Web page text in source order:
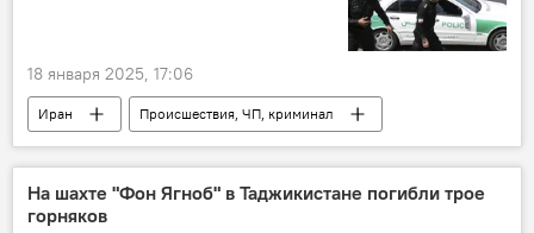
18 января 2025, 17:06
Иран Происшествия, ЧП, криминал
На шахте "Фон Ягноб" в Таджикистане погибли трое
горняков